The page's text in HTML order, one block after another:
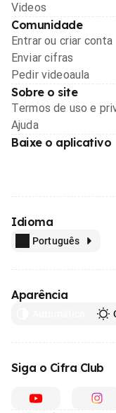
Videos
Comunidade
Entrar ou criar conta
Enviar cifras
Pedir videoaula
Sobre o site
Termos de uso e
Ajuda
Baixe o aplicativo
Idioma
Português
Aparência
Siga o Cifra Club